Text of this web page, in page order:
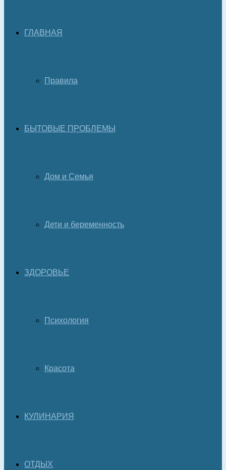
ГЛАВНАЯ
Правила
БЫТОВЫЕ ПРОБЛЕМЫ
Дом и Семья
Дети и беременность
ЗДОРОВЬЕ
Психология
Красота
КУЛИНАРИЯ
ОТДЫХ